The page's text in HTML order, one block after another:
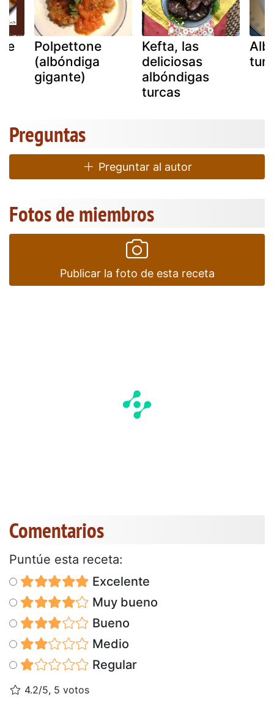
Polpettone
(albóndiga
gigante)
Kefta, las
deliciosas
albóndigas
turcas
Preguntas
Preguntar al autor
Fotos de miembros
Publicar la foto de esta receta
Comentarios
Puntúe esta receta:
Excelente
Muy bueno
Bueno
Medio
Regular
4.2/5, 5 votos